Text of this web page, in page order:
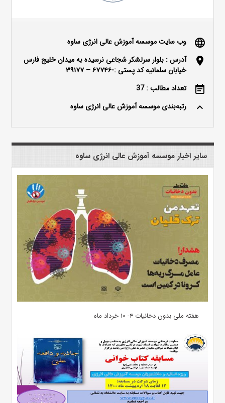
language وب سایت موسسه آموزش عالی انرژی ساوه
location_on
آدرس : بلوار سرلشکر شجاعی نرسیده به میدان خلیج فارس
خیابان سلمانیه کد پستی :-۶۷۷۴۶ – ۳۹۱۷۷
event_note تعداد مطالب : 37
keyboard_arrow_up رتبه‌بندی موسسه آموزش عالی انرژی ساوه
سایر اخبار موسسه آموزش عالی انرژی ساوه
هفته ملی بدون دخانیات ۴- ۱۰ خرداد ماه